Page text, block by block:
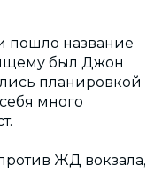
пошло название
был Джон
планировкой
много
ЖД вокзала,